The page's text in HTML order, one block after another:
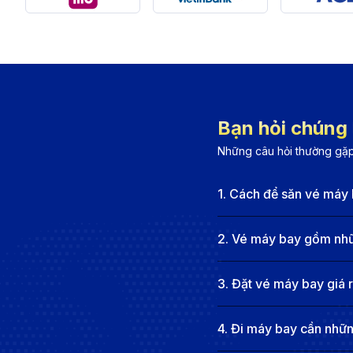
Vietnam Airlines:Là hãng hàng không quốc gia,
Vietjet Air:Với chính sách giá vé hợp lý, Vietjet
Với mục tiêu mang đến trải
thoải mái trên mỗi chuyến bay. Hãng sử dụng
Là hãng hàng không mới,
mong muốn cung cấp cho hành khách những
Thông tin về sân bay tại Huế và
Sân bay Phú Bài (HUI), cách trung tâm thành phố
cải tạo hiện đại, sân bay Phú Bài đóng vai trò
khu vực này. Các khu vực làm thủ tục nhanh
Bạn hỏi
Những câu hỏi thường
1. Cách để săn vé máy
2. Vé máy bay gồm
3. Đặt vé máy bay giá
4. Đi máy bay cần